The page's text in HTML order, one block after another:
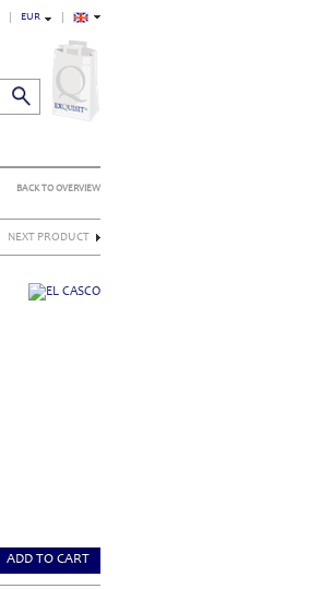
EUR
BACK TO OVERVIEW
NEXT PRODUCT
ADD TO CART